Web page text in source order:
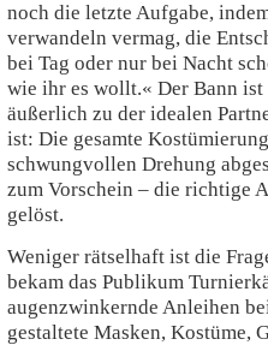
noch die letzte Aufgabe,
verwandeln vermag, die
bei Tag oder nur bei Nacht
wie ihr es wollt.« Der Bann
äußerlich zu der idealen
ist: Die gesamte
schwungvollen Drehung
zum Vorschein – die richtige
gelöst.
Weniger rätselhaft ist die
bekam das Publikum
augenzwinkernde Anleihen
gestaltete Masken, Kostüme,